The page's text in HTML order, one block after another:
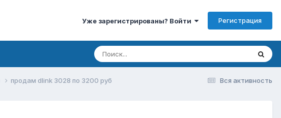
Уже зарегистрированы? Войти Регистрация
Вся активность
продам dlink 3028 по 3200 руб